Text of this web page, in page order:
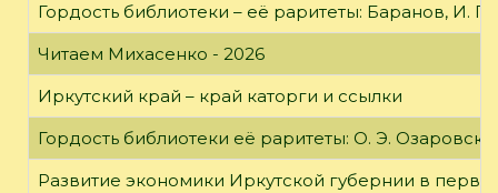
Гордость библиотеки – её раритеты: Баранов, И.
Читаем Михасенко - 2026
Иркутский край – край каторги и ссылки
Гордость библиотеки её раритеты: О. Э.
Развитие экономики Иркутской губернии в